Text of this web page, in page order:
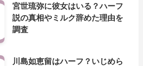
宮世琉弥に彼女はいる？ハーフ
説の真相やミルク辞めた理由を
調査
川島如恵留はハーフ？いじめら